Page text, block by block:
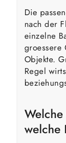
Die
nach der
einzelne
groessere
Objekte.
Regel
welche